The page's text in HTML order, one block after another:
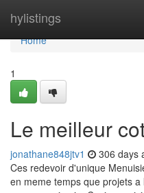
hylistings
Home
Home
1
Le meilleur
jonathane848jtv1 306 days
Ces redevoir d'unique
en meme temps que projets